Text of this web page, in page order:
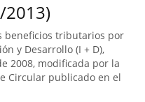
2013)
beneficios tributarios por
y Desarrollo (I + D),
2008, modificada por la
Circular publicado en el